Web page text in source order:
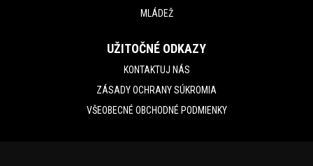
MLÁDEŽ
UŽITOČNÉ ODKAZY
KONTAKTUJ NÁS
ZÁSADY OCHRANY SÚKROMIA
VŠEOBECNÉ OBCHODNÉ PODMIENKY